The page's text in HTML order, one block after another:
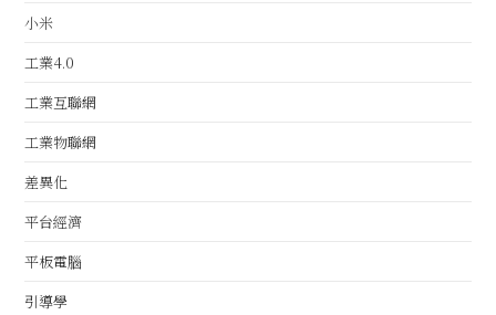
小米
工業4.0
工業互聯網
工業物聯網
差異化
平台經濟
平板電腦
引導學